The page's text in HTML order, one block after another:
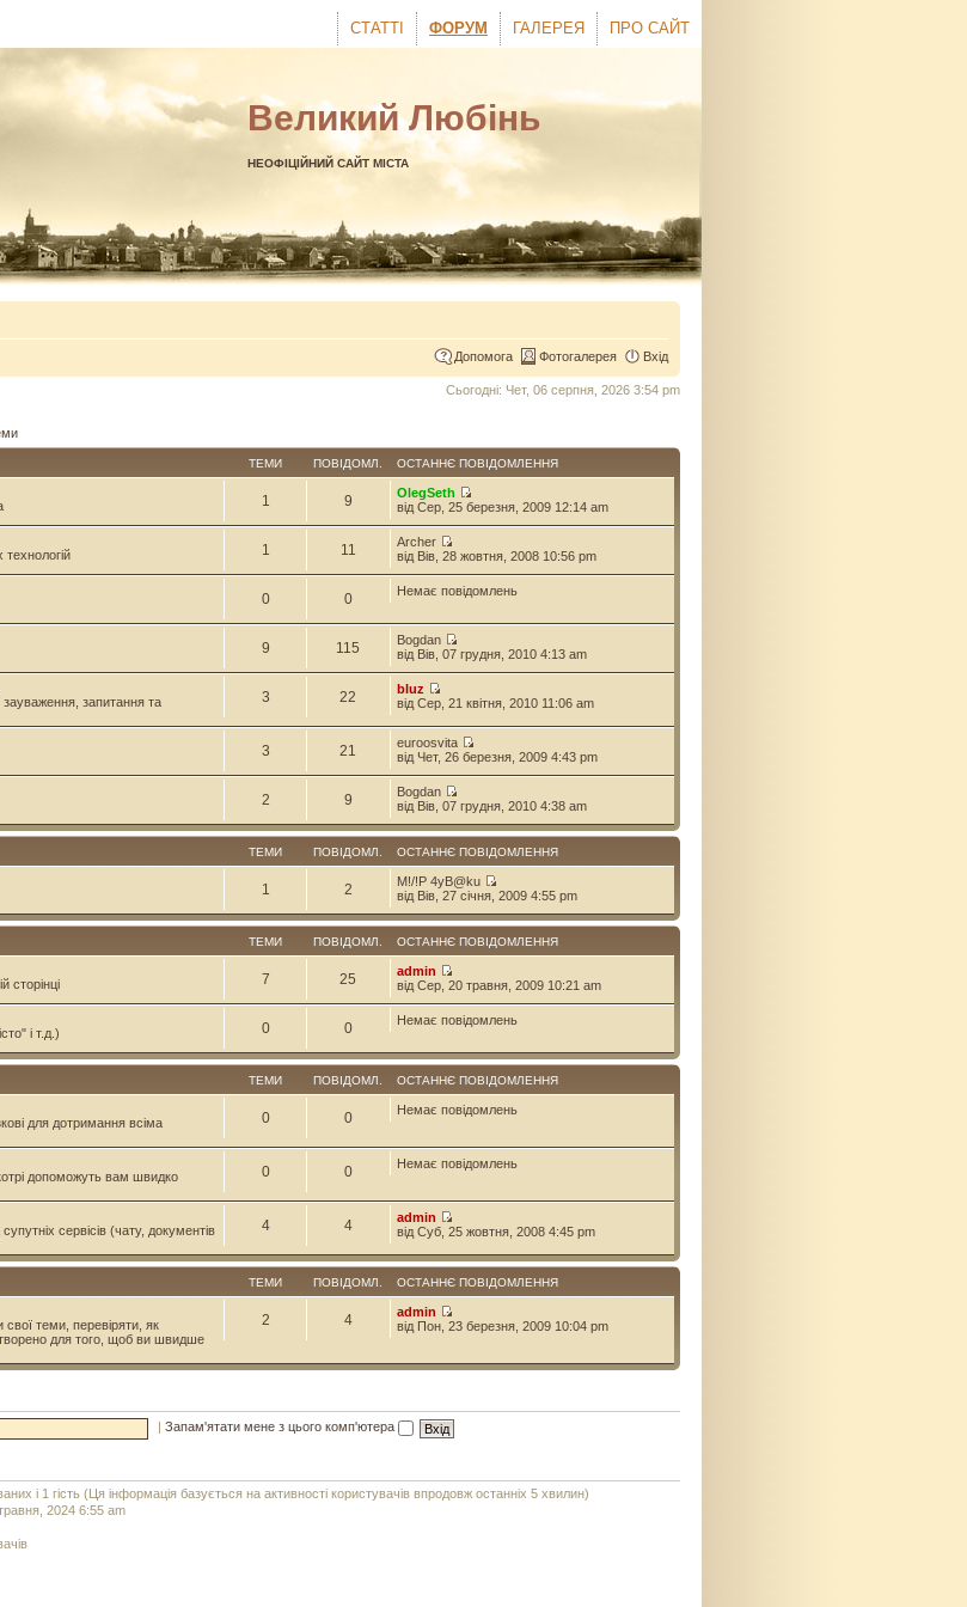
ПРО САЙТ
ГАЛЕРЕЯ
ФОРУМ
СТАТТІ
Великий Любінь
НЕОФІЦІЙНИЙ САЙТ МІСТА
Допомога Фотогалерея Вхід
Сьогодні: Чет, 06 серпня, 2026 3:54 pm
ТЕМИ ПОВІДОМЛ. ОСТАННЄ ПОВІДОМЛЕННЯ
1 9
OlegSeth
від Сер, 25 березня, 2009 12:14 am
1 11
Archer
від Вів, 28 жовтня, 2008 10:56 pm
0 0 Немає повідомлень
9 115
Bogdan
від Вів, 07 грудня, 2010 4:13 am
запитання та
3 22
bluz
від Сер, 21 квітня, 2010 11:06 am
3 21
euroosvita
від Чет, 26 березня, 2009 4:43 pm
2 9
Bogdan
від Вів, 07 грудня, 2010 4:38 am
ТЕМИ ПОВІДОМЛ. ОСТАННЄ ПОВІДОМЛЕННЯ
1 2
M!/!P 4yB@ku
від Вів, 27 січня, 2009 4:55 pm
ТЕМИ ПОВІДОМЛ. ОСТАННЄ ПОВІДОМЛЕННЯ
сторінці 7 25
admin
від Сер, 20 травня, 2009 10:21 am
і т.д.) 0 0 Немає повідомлень
ТЕМИ ПОВІДОМЛ. ОСТАННЄ ПОВІДОМЛЕННЯ
для дотримання всіма
0 0 Немає повідомлень
котрі допоможуть вам швидко
0 0 Немає повідомлень
сервісів (чату, документів
4 4
admin
від Суб, 25 жовтня, 2008 4:45 pm
ТЕМИ ПОВІДОМЛ. ОСТАННЄ ПОВІДОМЛЕННЯ
теми, перевіряти, як
для того, щоб ви швидше
2 4
admin
від Пон, 23 березня, 2009 10:04 pm
|Запам'ятати мене з цього комп'ютера
і 1 гість (Ця інформація базується на активності користувачів впродовж останніх 5 хвилин)
2024 6:55 am